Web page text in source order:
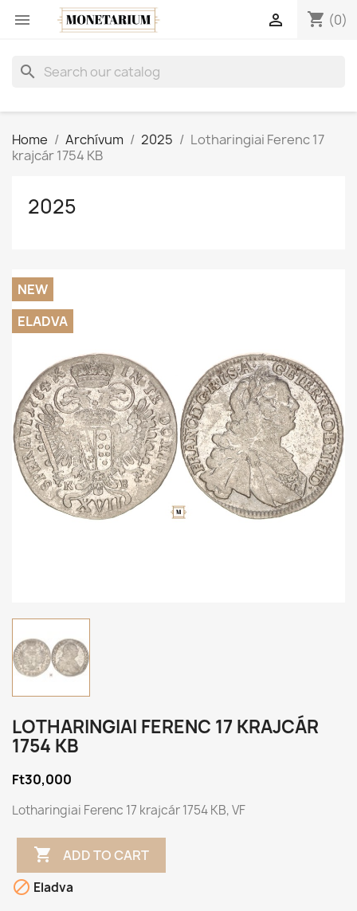
 shopping_cart (0)

search
Home Archívum 2025
Lotharingiai Ferenc 17
krajcár 1754 KB
2025
NEW
ELADVA
LOTHARINGIAI FERENC 17 KRAJCÁR
1754 KB
Ft30,000
Lotharingiai Ferenc 17 krajcár 1754 KB, VF
 ADD TO CART
 Eladva